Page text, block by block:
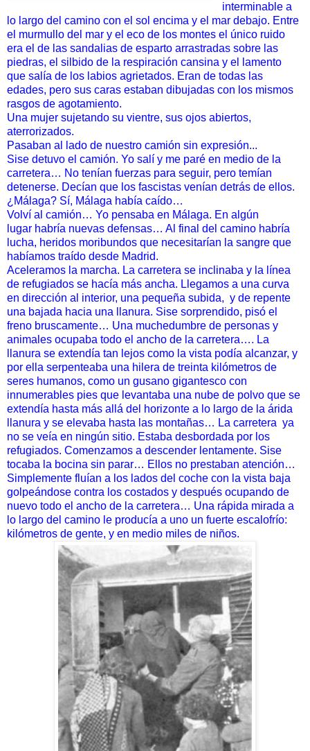
interminable a
lo largo del camino con el sol encima y el mar debajo. Entre
el murmullo del mar y el eco de los montes el único ruido
era el de las sandalias de esparto arrastradas sobre las
piedras, el silbido de la respiración cansina y el lamento
que salía de los labios agrietados. Eran de todas las
edades, pero sus caras estaban dibujadas con los mismos
rasgos de agotamiento.
Una mujer sujetando su vientre, sus ojos abiertos,
aterrorizados.
Pasaban al lado de nuestro camión sin expresión...
Sise detuvo el camión. Yo salí y me paré en medio de la
carretera… No tenían fuerzas para seguir, pero temían
detenerse. Decían que los fascistas venían detrás de ellos.
¿Málaga? Sí, Málaga había caído…
Volví al camión… Yo pensaba en Málaga. En algún
lugar habría nuevas defensas… Al final del camino habría
lucha, heridos moribundos que necesitarían la sangre que
habíamos traído desde Madrid.
Aceleramos la marcha. La carretera se inclinaba y la línea
de refugiados se hacía más ancha. Llegamos a una curva
en dirección al interior, una pequeña subida, y de repente
una bajada hacia una llanura. Sise sorprendido, pisó el
freno bruscamente… Una muchedumbre de personas y
animales ocupaba todo el ancho de la carretera…. La
llanura se extendía tan lejos como la vista podía alcanzar, y
por ella serpenteaba una hilera de treinta kilómetros de
seres humanos, como un gusano gigantesco con
innumerables pies que levantaba una nube de polvo que se
extendía hasta más allá del horizonte a lo largo de la árida
llanura y se elevaba hasta las montañas… La carretera ya
no se veía en ningún sitio. Estaba desbordada por los
refugiados. Comenzamos a descender lentamente. Sise
tocaba la bocina sin parar… Ellos no prestaban atención…
Simplemente fluían a los lados del coche con la vista baja
golpeándose contra los costados y después ocupando de
nuevo todo el ancho de la carretera… Una rápida mirada a
lo largo del camino le producía a uno un fuerte escalofrío:
kilómetros de gente, y en medio miles de niños.